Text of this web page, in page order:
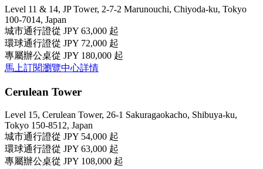
Level 11 & 14, JP Tower, 2-7-2 Marunouchi, Chiyoda-ku, Tokyo
100-7014, Japan
城市通行證從 JPY 63,000 起
環球通行證從 JPY 72,000 起
專屬辦公桌從 JPY 180,000 起
馬上訂閱瀏覽中心詳情
Cerulean Tower
Level 15, Cerulean Tower, 26-1 Sakuragaokacho, Shibuya-ku,
Tokyo 150-8512, Japan
城市通行證從 JPY 54,000 起
環球通行證從 JPY 63,000 起
專屬辦公桌從 JPY 108,000 起